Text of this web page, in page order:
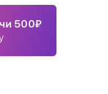
500₽